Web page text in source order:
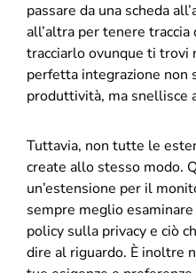
passare da una scheda
all’altra per tenere
tracciarlo ovunque ti trovi
perfetta integrazione non
produttività, ma snellisce
Tuttavia, non tutte le
create allo stesso modo.
un’estensione per il
sempre meglio
policy sulla privacy e ciò
dire al riguardo. È inoltre